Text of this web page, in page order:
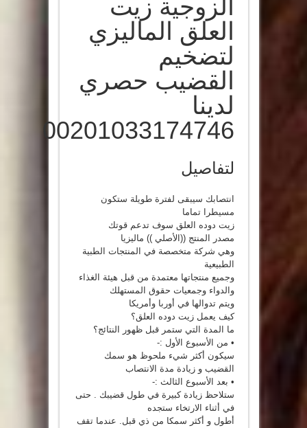
الزوجية زيت
العلق الماليزي
لتضخيم
القضيب حصري
لدينا
00201033174746
لتفاصيل
انتصابك سيبقى لفترة طويلة ستكون
مسيطرا تماما
زيت دوده العلق سوف تدعم قوتك
مصدر المنتج ((الأصلي )) ماليزيا
وهي شركة متخصصة في المنتجات الطبية
الطبيعية
وجميع منتجاتها معتمدة من قبل هيئة الغذاء
والدواء وجمعيات حقوق المستهلك
ويتم تدوالها في أوربا وأمريكا
كيف يعمل زيت دوده العلق؟
ما المدة التي ستمر قبل ظهور النتائج؟
• من الأسبوع الأول :-
سيكون أكثر شيء ملحوظ هو سمك
القضيب و زيادة مدة الانتصاب
• بعد الأسبوع الثالث :-
ستلاحظ زيادة كبيرة في طول قضيبك . حتى
في أثناء الارتخاء ستجده
أطول و أكثر سمكا من ذي قبل. عندما تقف